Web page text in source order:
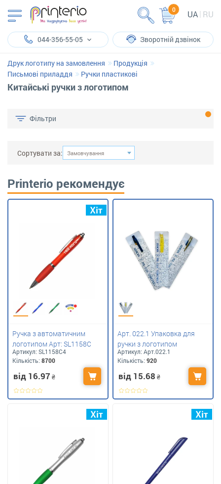
UA RU
0
044-356-55-05 Зворотній дзвінок
Китайські ручки з логотипом
Друк логотипу на замовлення
Продукція
Письмові приладдя
Ручки пластикові
Фільтри
Сортувати за: Замовчування
Printerio рекомендує
Ручка з автоматичним
логотипом Арт: SL1158C
Артикул: SL1158C4
Кількість: 8700
від 16.97 ₴
Арт. 022.1 Упаковка для
ручки з логотипом
Артикул:Арт.022.1
Кількість:920
від 15.68 ₴